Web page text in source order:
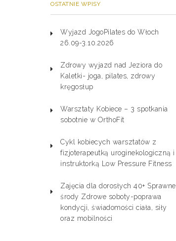
OSTATNIE WPISY
Wyjazd JogoPilates do Włoch
26.09-3.10.2026
Zdrowy wyjazd nad Jeziora do
Kaletki- joga, pilates, zdrowy
kręgosłup
Warsztaty Kobiece – 3 spotkania
sobotnie w OrthoFit
Cykl kobiecych warsztatów z
fizjoterapeutką uroginekologiczną i
instruktorką Low Pressure Fitness
Zajęcia dla dorosłych 40+ Sprawne
środy Zdrowe soboty-poprawa
kondycji, świadomości ciała, siły
oraz mobilności